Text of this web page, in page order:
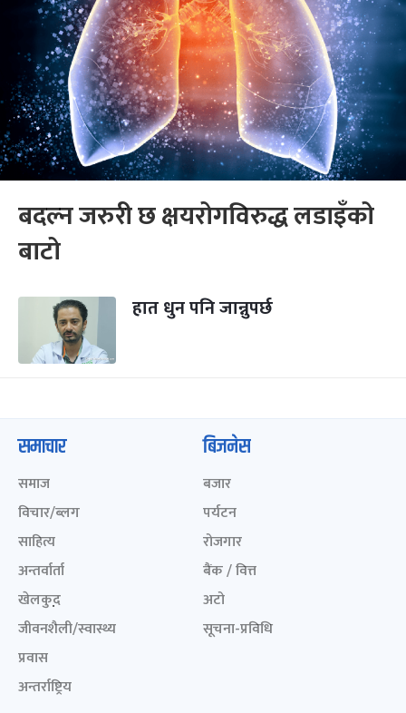
बदल्न जरुरी छ क्षयरोगविरुद्ध लडाइँको
बाटो
हात धुन पनि जान्नुपर्छ
समाचार
समाज
विचार/ब्लग
साहित्य
अन्तर्वार्ता
खेलकुद़़
जीवनशैली/स्वास्थ्य
प्रवास
अन्तर्राष्ट्रिय
बिजनेस
बजार
पर्यटन
रोजगार
बैंक / वित्त
अटो
सूचना-प्रविधि